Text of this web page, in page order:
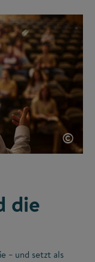
©
die
– und setzt als